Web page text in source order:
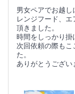
男女ペアでお越し
レンジフード、
頂きました。
時間をしっかり掛
次回依頼の際もこ
た。
ありがとうござい